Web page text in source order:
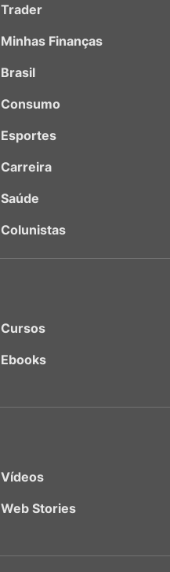
Trader
Minhas Finanças
Brasil
Consumo
Esportes
Carreira
Saúde
Colunistas
Cursos
Ebooks
Vídeos
Web Stories